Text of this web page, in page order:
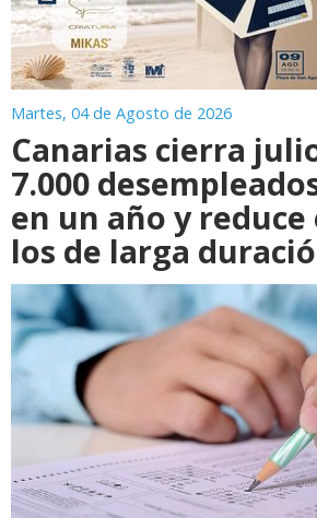
Martes, 04 de Agosto de 2026
Canarias cierra
7.000
en un año y reduce
los de larga